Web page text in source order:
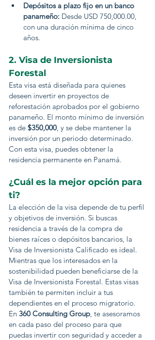
Depósitos a plazo fijo en un banco
panameño: Desde USD 750,000.00,
con una duración mínima de cinco
años.
2. Visa de Inversionista
Forestal
Esta visa está diseñada para quienes
deseen invertir en proyectos de
reforestación aprobados por el gobierno
panameño. El monto mínimo de inversión
es de $350,000 , y se debe mantener la
inversión por un periodo determinado.
Con esta visa, puedes obtener la
residencia permanente en Panamá.
¿Cuál es la mejor opción para
ti?
La elección de la visa depende de tu perfil
y objetivos de inversión. Si buscas
residencia a través de la compra de
bienes raíces o depósitos bancarios, la
Visa de Inversionista Calificado es ideal.
Mientras que los interesados en la
sostenibilidad pueden beneficiarse de la
Visa de Inversionista Forestal. Estas visas
también te permiten incluir a tus
dependientes en el proceso migratorio.
En 360 Consulting Group , te asesoramos
en cada paso del proceso para que
puedas invertir con seguridad y acceder a